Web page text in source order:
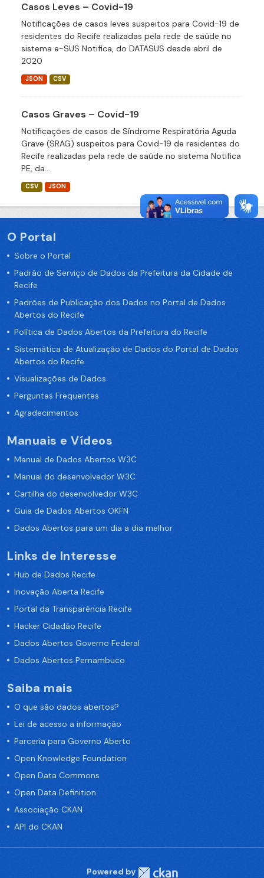
Casos Leves – Covid-19
Notificações de casos leves suspeitos para Covid-19 de
residentes do Recife realizadas pela rede de saúde no
sistema e-SUS Notifica, do DATASUS desde abril de
2020
JSON CSV
Casos Graves – Covid-19
Notificações de casos de Síndrome Respiratória Aguda
Grave (SRAG) suspeitos para Covid-19 de residentes do
Recife realizadas pela rede de saúde no sistema Notifica
PE, da...
CSV JSON
O Portal
Sobre o Portal
Padrão de Serviço de Dados da Prefeitura da Cidade de
Recife
Padrões de Publicação dos Dados no Portal de Dados
Abertos do Recife
Política de Dados Abertos da Prefeitura do Recife
Sistemática de Atualização de Dados do Portal de Dados
Abertos do Recife
Visualizações de Dados
Perguntas Frequentes
Agradecimentos
Manuais e Vídeos
Manual de Dados Abertos W3C
Manual do desenvolvedor W3C
Cartilha do desenvolvedor W3C
Guia de Dados Abertos OKFN
Dados Abertos para um dia a dia melhor
Links de Interesse
Hub de Dados Recife
Inovação Aberta Recife
Portal da Transparência Recife
Hacker Cidadão Recife
Dados Abertos Governo Federal
Dados Abertos Pernambuco
Saiba mais
O que são dados abertos?
Lei de acesso a informação
Parceria para Governo Aberto
Open Knowledge Foundation
Open Data Commons
Open Data Definition
Associação CKAN
API do CKAN
Powered by